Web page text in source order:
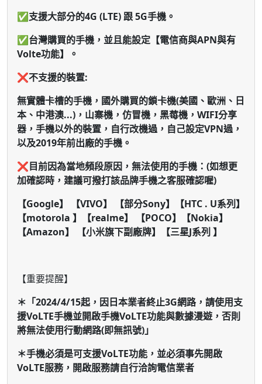
✅支援大部分的4G (LTE) 跟 5G手機。
✅台灣購買的手機，並且能設定【電信商與APN與有
Volte功能】。
❌不支援的裝置:
無實體卡槽的手機，國外購買的鎖卡機(美國、歐洲、日
本、中港澳...)，山寨機，仿冒機，黑莓機，WIFI分享
器，手機以外的裝置，自行改機過，自己設定VPN過，
以及2019年前出廠的手機。
❌目前因為當地頻段原因，無法使用的手機： (如想更
加確認時，建議可撥打該品牌手機之客服確認喔)
【Google】 【VIVO】 【部分Sony】【HTC . U系列】
【motorola 】【realme】 【POCO】【Nokia】
【Amazon】 【小米旗下副廠牌】【三星J系列 】
【重要提醒】
＊「2024/4/15起，因日本業者終止3G網路，請使用支
援VoLTE手機並開啟手機VoLTE功能與數據漫遊，否則
將無法使用行動網路(即無訊號)」
＊手機必須是可支援VoLTE功能，並必須事先開啟
VoLTE服務，開啟服務請自行洽詢電信業者